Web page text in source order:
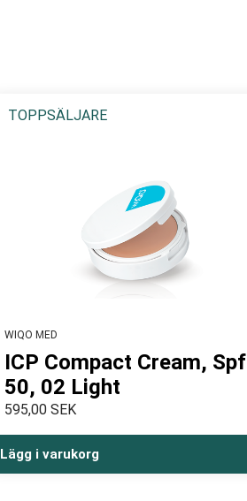
TOPPSÄLJARE
WIQO MED
ICP Compact Cream, Spf
50, 02 Light
595,00 SEK
Lägg i varukorg